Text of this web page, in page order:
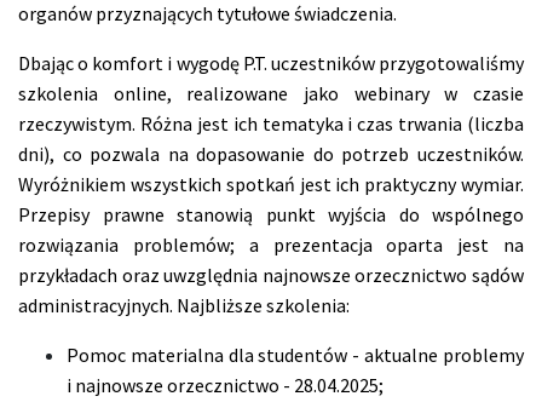
organów przyznających tytułowe świadczenia.
Dbając o komfort i wygodę P.T. uczestników przygotowaliśmy
szkolenia online, realizowane jako webinary w czasie
rzeczywistym. Różna jest ich tematyka i czas trwania (liczba
dni), co pozwala na dopasowanie do potrzeb uczestników.
Wyróżnikiem wszystkich spotkań jest ich praktyczny wymiar.
Przepisy prawne stanowią punkt wyjścia do wspólnego
rozwiązania problemów; a prezentacja oparta jest na
przykładach oraz uwzględnia najnowsze orzecznictwo sądów
administracyjnych. Najbliższe szkolenia:
Pomoc materialna dla studentów - aktualne problemy
i najnowsze orzecznictwo - 28.04.2025;